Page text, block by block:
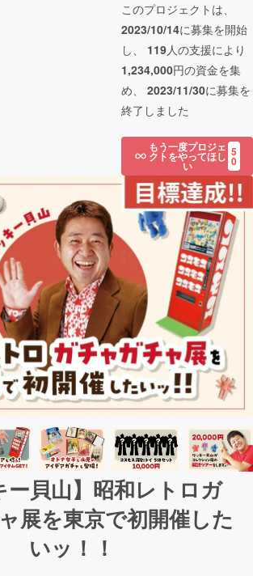
このプロジェクトは、
2023/10/14に募集を開始
し、 119人の支援により
1,234,000円の資金を集
め、 2023/11/30に募集を
終了しました
もう一度プロジェ
クトをやってほし
い
5
0
ー貝山】昭和レトロガ
展を東京で初開催した
いッ！！